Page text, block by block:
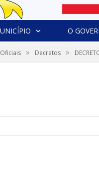
O
» Decretos »